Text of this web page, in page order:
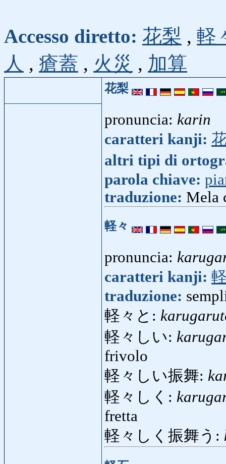
Accesso diretto: 花梨 , 軽
人 , 瘡蓋 , 火災 , 加算
花梨
pronuncia: karin
caratteri kanji:
altri tipi di
parola chiave:
traduzione: Mela
軽々
pronuncia:
caratteri kanji:
traduzione:
軽々と:
軽々しい:
frivolo
軽々しい振舞:
軽々しく:
fretta
軽々しく振舞う: